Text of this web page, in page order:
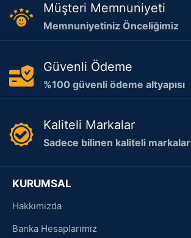
Müşteri Memnuniyeti
Memnuniyetiniz Önceliğimiz
Güvenli Ödeme
%100 güvenli ödeme altyapısı
Kaliteli Markalar
Sadece bilinen kaliteli markalar
KURUMSAL
Hakkımızda
Banka Hesaplarımız